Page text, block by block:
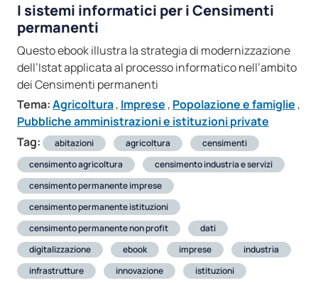
I sistemi informatici per i Censimenti
permanenti
Questo ebook illustra la strategia di modernizzazione
dell’Istat applicata al processo informatico nell’ambito
dei Censimenti permanenti
Tema:Agricoltura, Imprese , Popolazione e famiglie ,
Pubbliche amministrazioni e istituzioni private
Tag:
abitazioni agricoltura
censimenti
censimento agricoltura
censimento industria e servizi
censimento permanente imprese
censimento permanente istituzioni
censimento permanente non profit
dati
digitalizzazione
ebook imprese
industria
infrastrutture
innovazione
istituzioni